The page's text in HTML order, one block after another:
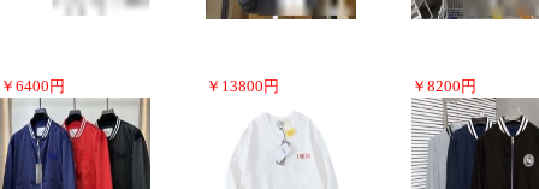
￥ 6400 円 ￥ 13800 円 ￥ 8200 円